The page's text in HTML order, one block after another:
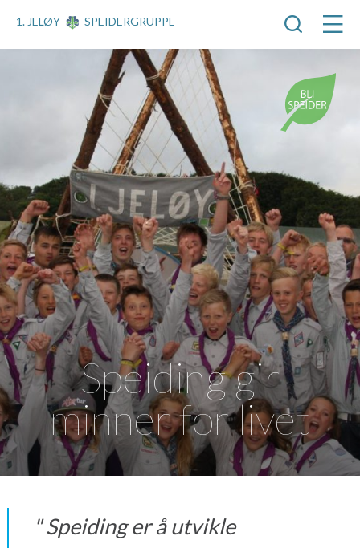
1. JELØY SPEIDERGRUPPE
Speiding gir
minner for livet
Speiding er å utvikle